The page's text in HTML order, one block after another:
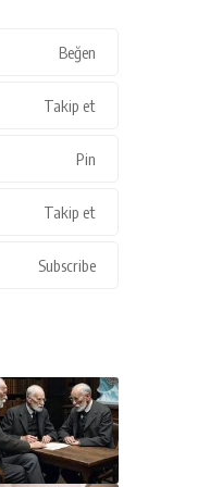
Beğen
Takip et
Pin
Takip et
Subscribe